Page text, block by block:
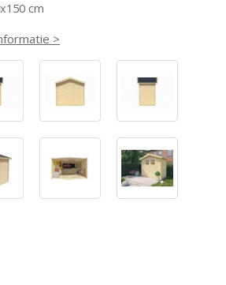
cm
>